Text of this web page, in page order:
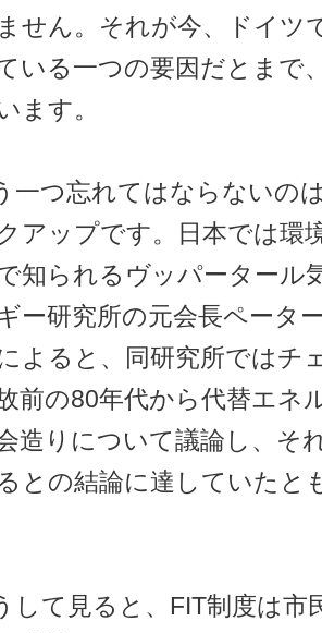
せん。それが今、ドイツ
いる一つの要因だとまで
ます。
一つ忘れてはならないの
アップです。日本では環
知られるヴッパータール
ー研究所の元会長ペータ
よると、同研究所ではチ
前の80年代から代替エネ
造りについて議論し、そ
との結論に達していたと
して見ると、FIT制度は市